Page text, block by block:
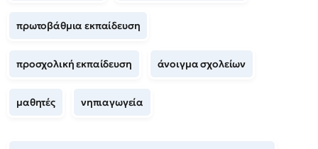
πρωτοβάθμια εκπαίδευση
προσχολική εκπαίδευση άνοιγμα σχολείων
μαθητές νηπιαγωγεία